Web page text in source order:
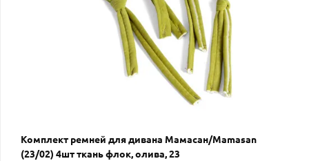
Комплект ремней для дивана Мамасан/Mamasan
(23/02) 4шт ткань флок, олива, 23